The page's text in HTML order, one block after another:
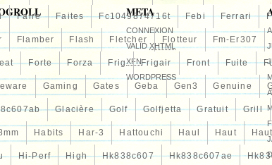
Faire Faites Fc1049874716t Febi Ferrari
Flamber Flash Fletcher Flotteur Fm-Er307
Forte Forza Frig Frigair Front Fuite
Gaming Gates Geba Gen3 Genuine
Glacière Golf Golfjetta Gratuit Grill
Habits Har-3 Hattouchi Haul Haut
Hi-Perf High Hk838c607 Hk838c607ae
META
CONNEXION
VALIDXHTML
XFN
WORDPRESS